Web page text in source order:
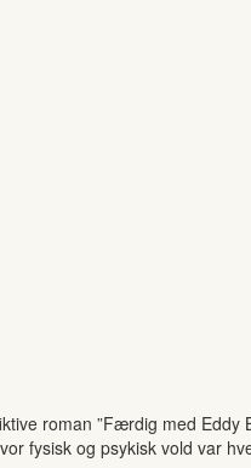
roman ”Færdig med Eddy
fysisk og psykisk vold var